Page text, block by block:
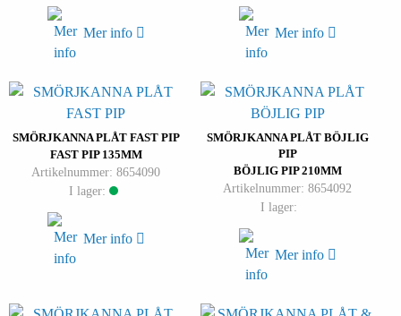
Mer info Mer info
SMÖRJKANNA PLÅT FAST PIP
FAST PIP 135MM
Artikelnummer: 8654090
I lager:
Mer info
SMÖRJKANNA PLÅT BÖJLIG
PIP
BÖJLIG PIP 210MM
Artikelnummer: 8654092
I lager:
Mer info